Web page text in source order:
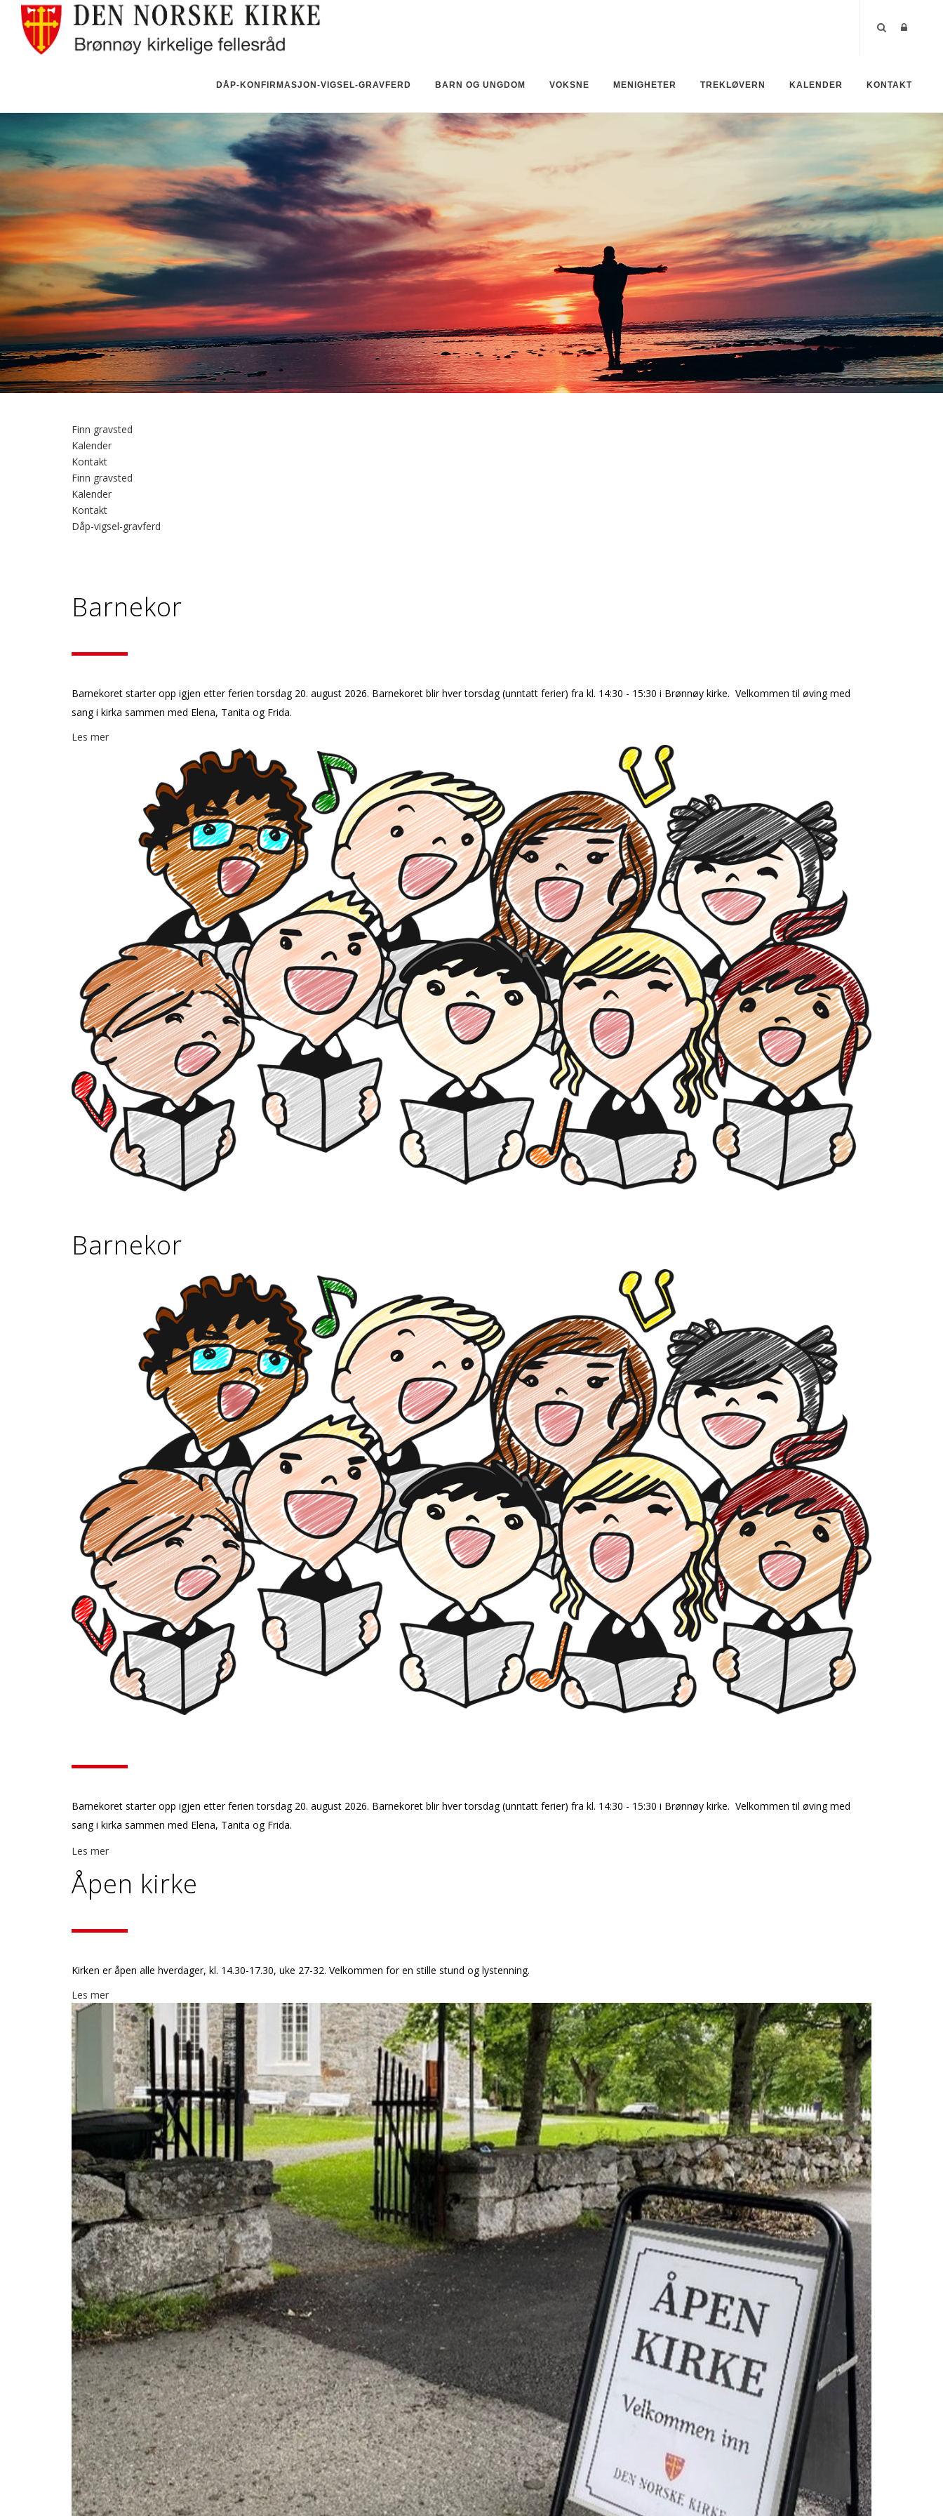
DÅP-KONFIRMASJON-VIGSEL-GRAVFERD BARN OG UNGDOM VOKSNE MENIGHETER TREKLØVERN KALENDER KONTAKT
Finn gravsted
Kalender
Kontakt
Finn gravsted
Kalender
Kontakt
Dåp-vigsel-gravferd
Barnekor
Barnekoret starter opp igjen etter ferien torsdag 20. august 2026. Barnekoret blir hver torsdag (unntatt ferier) fra kl. 14:30 - 15:30 i Brønnøy kirke. Velkommen til øving med
sang i kirka sammen med Elena, Tanita og Frida.
Les mer
Barnekor
Barnekoret starter opp igjen etter ferien torsdag 20. august 2026. Barnekoret blir hver torsdag (unntatt ferier) fra kl. 14:30 - 15:30 i Brønnøy kirke. Velkommen til øving med
sang i kirka sammen med Elena, Tanita og Frida.
Les mer
Åpen kirke
Kirken er åpen alle hverdager, kl. 14.30-17.30, uke 27-32. Velkommen for en stille stund og lystenning.
Les mer